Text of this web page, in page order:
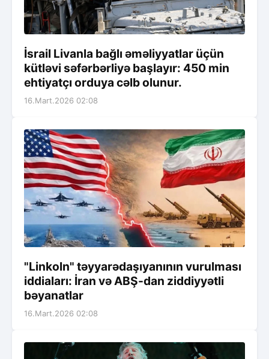
İsrail Livanla bağlı əməliyyatlar üçün
kütləvi səfərbərliyə başlayır: 450 min
ehtiyatçı orduya cəlb olunur.
16.Mart.2026 02:08
"Linkoln" təyyarədaşıyanının vurulması
iddiaları: İran və ABŞ-dan ziddiyyətli
bəyanatlar
16.Mart.2026 02:08